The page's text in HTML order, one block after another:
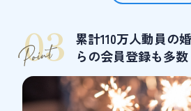
03
累計110万人動員の
らの会員登録も多数